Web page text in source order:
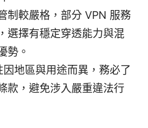
制較嚴格，部分 VPN 服務
選擇有穩定穿透能力與混
勢。
地區與用途而異，務必了
款，避免涉入嚴重違法行